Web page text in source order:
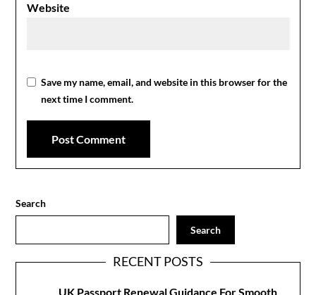
Website
Save my name, email, and website in this browser for the
next time I comment.
Search
Search
RECENT POSTS
UK Passport Renewal Guidance For Smooth